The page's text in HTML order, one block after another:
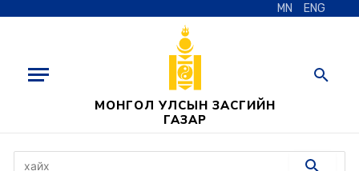
MN ENG
МОНГОЛ УЛСЫН ЗАСГИЙН
ГАЗАР